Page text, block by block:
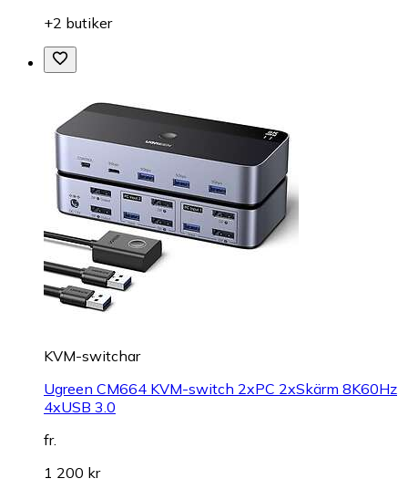
+2 butiker
KVM-switchar
Ugreen CM664 KVM-switch 2xPC 2xSkärm 8K60Hz
4xUSB 3.0
fr.
1 200 kr